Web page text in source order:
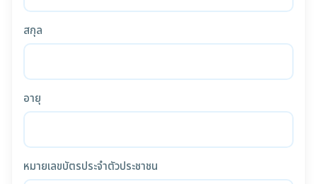
สกุล
อายุ
หมายเลขบัตรประจำตัวประชาชน